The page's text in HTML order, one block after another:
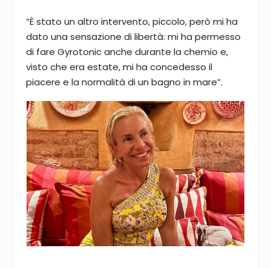
“È stato un altro intervento, piccolo, però mi ha
dato una sensazione di libertà: mi ha permesso
di fare Gyrotonic anche durante la chemio e,
visto che era estate, mi ha concedesso il
piacere e la normalità di un bagno in mare”.